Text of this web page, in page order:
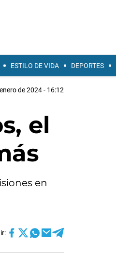
ESTILO DE VIDA DEPORTES
de 2024 - 16:12
el
en